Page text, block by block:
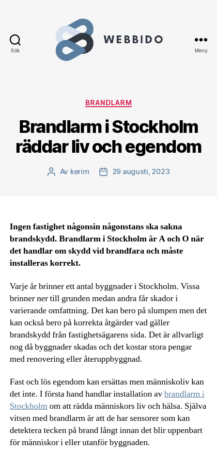
Sök Meny
Kategorier
BRANDLARM
Brandlarm i Stockholm
räddar liv och egendom
Inläggsförfattare
Av kerim Inläggsdatum
29 augusti, 2023
Ingen fastighet någonsin någonstans ska sakna
brandskydd. Brandlarm i Stockholm är A och O när
det handlar om skydd vid brandfara och måste
installeras korrekt.
Varje år brinner ett antal byggnader i Stockholm. Vissa
brinner ner till grunden medan andra får skador i
varierande omfattning. Det kan bero på slumpen men det
kan också bero på korrekta åtgärder vad gäller
brandskydd från fastighetsägarens sida. Det är allvarligt
nog då byggnader skadas och det kostar stora pengar
med renovering eller återuppbyggnad.
Fast och lös egendom kan ersättas men människoliv kan
det inte. I första hand handlar installation avbrandlarm i
Stockholmom att rädda människors liv och hälsa. Själva
vitsen med brandlarm är att de har sensorer som kan
detektera tecken på brand långt innan det blir uppenbart
för människor i eller utanför byggnaden.